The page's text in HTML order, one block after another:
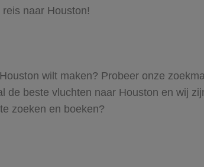
naar Houston!
wilt maken? Probeer onze
de beste vluchten naar Houston en wij
zoeken en boeken?